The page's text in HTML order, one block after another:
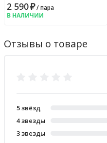
2 590₽/ пара
В НАЛИЧИИ
Отзывы о товаре
5 звёзд
4 звезды
3 звезды